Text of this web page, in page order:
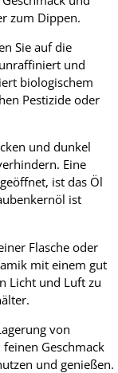
zum Dippen.
Sie auf die
und
biologischem
Pestizide oder
und dunkel
Eine
ist das Öl
ist
Flasche oder
mit einem gut
Licht und Luft zu
von
Geschmack
und genießen.